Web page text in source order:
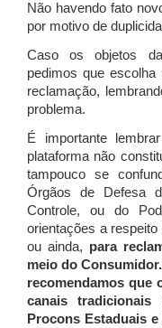
Não havendo fato
por motivo de
Caso os objetos
pedimos que
reclamação,
problema.
É importante
plataforma não
tampouco se
Órgãos de Defesa
Controle, ou do
orientações a
ou ainda, para
meio do
recomendamos que
canais
Procons Estaduais